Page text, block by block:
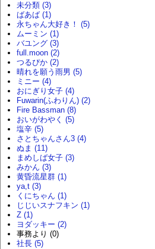
未分類 (3)
ばあば (1)
永ちゃん大好き！ (5)
ムーミン (1)
バユング (3)
full.moon (2)
つるぴか (2)
晴れを願う雨男 (5)
ミニー (4)
おにぎり女子 (4)
Fuwarin(ふわりん) (2)
Fire Bassman (8)
おいがわやく (5)
塩辛 (5)
さとちゃんさん3 (4)
ぬま (11)
まめしば女子 (3)
みかん (3)
黄昏流星群 (1)
ya,t (3)
くにちゃん (1)
じじいスナフキン (1)
Z (1)
ヨダッキー (2)
事務より (0)
社長 (5)